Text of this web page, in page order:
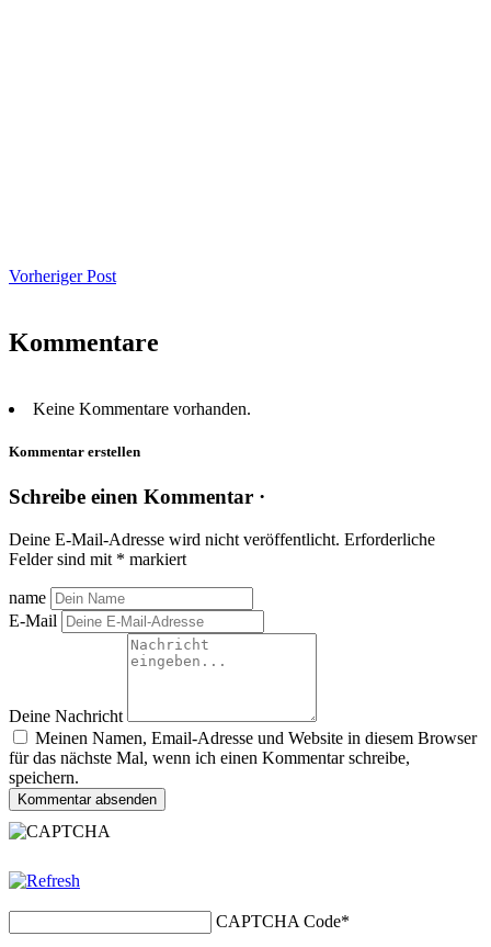
Vorheriger Post
Kommentare
Keine Kommentare vorhanden.
Kommentar erstellen
Schreibe einen Kommentar ·
Deine E-Mail-Adresse wird nicht veröffentlicht. Erforderliche
Felder sind mit * markiert
name
E-Mail
Deine Nachricht
Meinen Namen, Email-Adresse und Website in diesem Browser
für das nächste Mal, wenn ich einen Kommentar schreibe,
speichern.
Kommentar absenden
CAPTCHA Code*